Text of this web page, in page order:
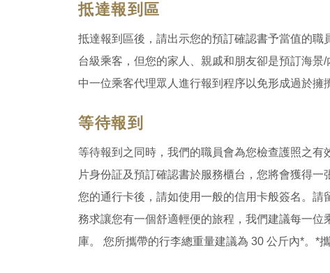
抵達報到區
抵達報到區後，請出示您的預訂確認書予當值的
台級乘客，但您的家人、親戚和朋友卻是預訂海
中一位乘客代理眾人進行報到程序以免形成過於擁
等待報到
等待報到之同時，我們的職員會為您檢查護照之
片身份証及預訂確認書於服務櫃台，您將會獲得
您的通行卡後，請如使用一般的信用卡般簽名。請
務求讓您有一個舒適輕便的旅程，我們建議每一
庫。 您所攜帶的行李總重量建議為 30 公斤內*。*